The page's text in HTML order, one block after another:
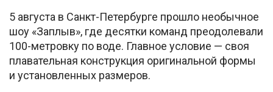
5 августа в Санкт-Петербурге прошло необычное
шоу «Заплыв», где десятки команд преодолевали
100-метровку по воде. Главное условие — своя
плавательная конструкция оригинальной формы
и установленных размеров.